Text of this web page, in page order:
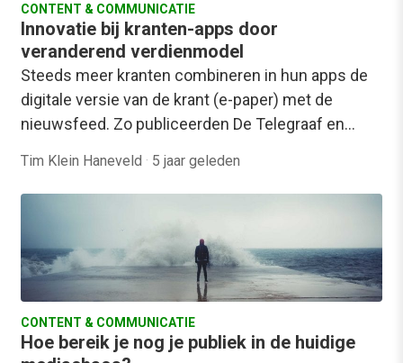
CONTENT & COMMUNICATIE
Innovatie bij kranten-apps door
veranderend verdienmodel
Steeds meer kranten combineren in hun apps de
digitale versie van de krant (e-paper) met de
nieuwsfeed. Zo publiceerden De Telegraaf en…
Tim Klein Haneveld · 5 jaar geleden
CONTENT & COMMUNICATIE
Hoe bereik je nog je publiek in de huidige